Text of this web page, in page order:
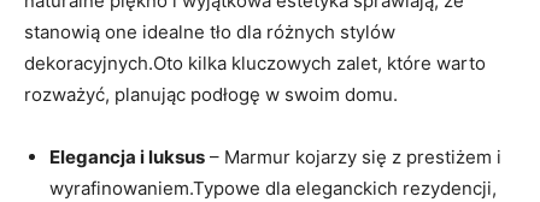
stanowią one idealne tło dla różnych stylów
dekoracyjnych.Oto kilka kluczowych zalet, które warto
rozważyć, planując podłogę w swoim domu.
Elegancja i luksus – Marmur kojarzy się z prestiżem i
wyrafinowaniem.Typowe dla eleganckich rezydencji,